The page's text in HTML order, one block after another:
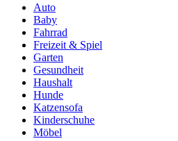
Auto
Baby
Fahrrad
Freizeit & Spiel
Garten
Gesundheit
Haushalt
Hunde
Katzensofa
Kinderschuhe
Möbel